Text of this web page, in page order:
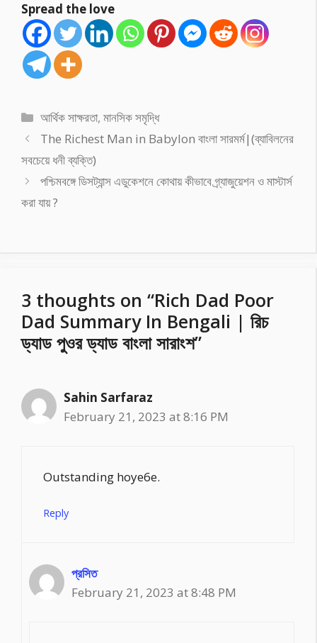
Spread the love
Categories
আর্থিক সাক্ষরতা,মানসিক সমৃদ্ধি
The Richest Man in Babylon বাংলা সারমর্ম|(ব্যাবিলনের
সবচেয়ে ধনী ব্যক্তি)
পশ্চিমবঙ্গে ডিসট্যান্স এডুকেশনে কোথায় কীভাবে গ্র্যাজুয়েশন ও মাস্টার্স
করা যায় ?
3 thoughts on “Rich Dad Poor
Dad Summary In Bengali | রিচ
ড্যাড পুওর ড্যাড বাংলা সারাংশ”
Sahin Sarfaraz
February 21, 2023 at 8:16 PM
Outstanding hoye6e.
Reply
প্রসিত
February 21, 2023 at 8:48 PM